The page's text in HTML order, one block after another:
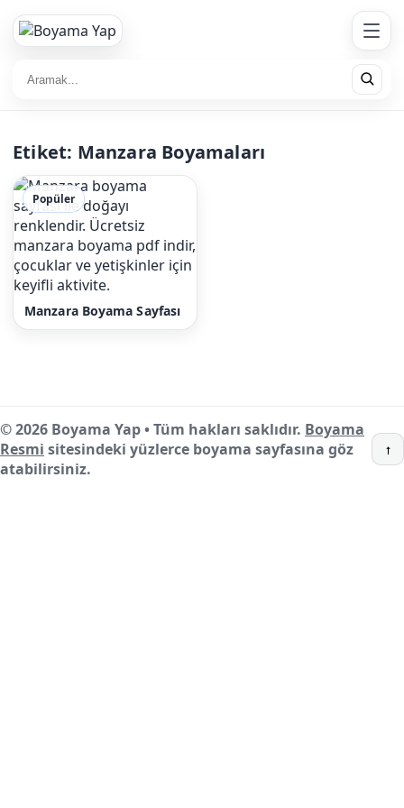
Etiket: Manzara Boyamaları
Popüler
Manzara Boyama Sayfası
© 2026 Boyama Yap • Tüm hakları saklıdır. Boyama
Resmi sitesindeki yüzlerce boyama sayfasına göz
atabilirsiniz.
↑